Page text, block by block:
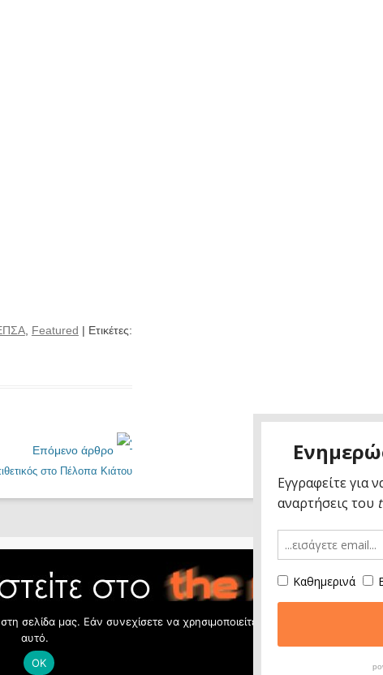
, Featured | Ετικέτες:
Επόμενο άρθρο
στο Πέλοπα Κιάτου
μας. Εάν συνεχίσετε να χρησιμοποιείτε τη σελίδα, θα
αυτό.
ΟΚ